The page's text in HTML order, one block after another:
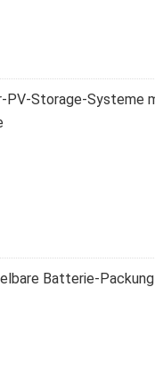
PV-Storage-Systeme
Batterie-